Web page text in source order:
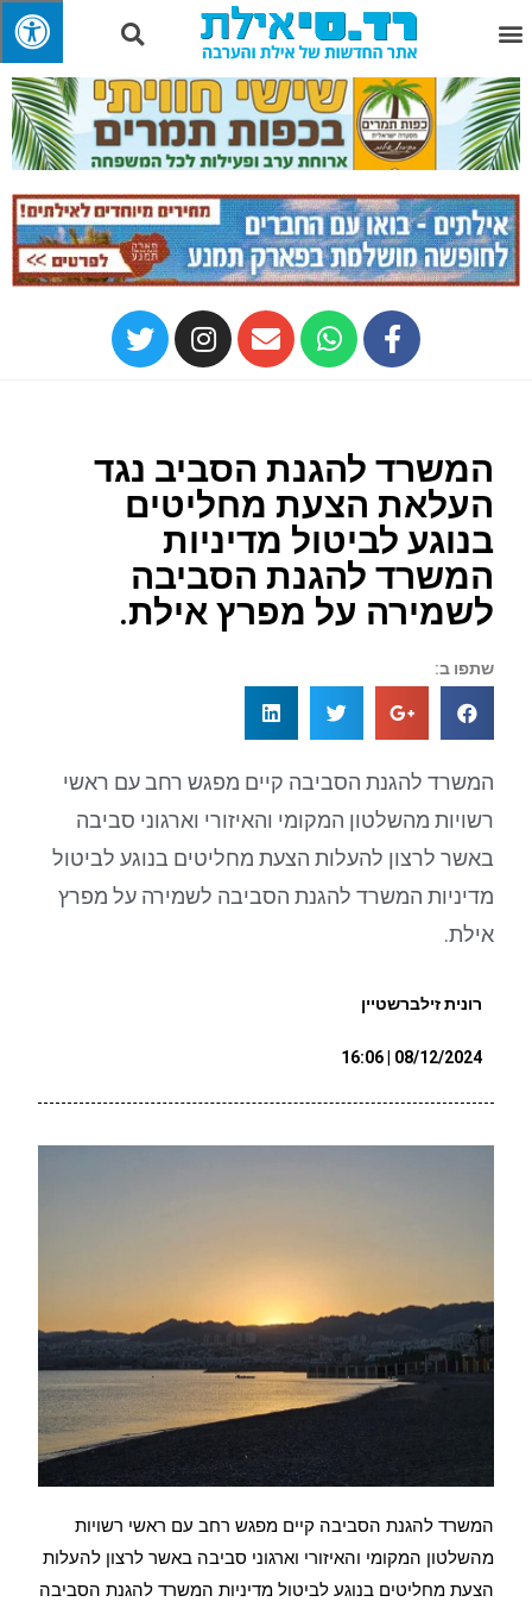
המשרד להגנת הסביב נגד
העלאת הצעת מחליטים
בנוגע לביטול מדיניות
המשרד להגנת הסביבה
לשמירה על מפרץ אילת.
שתפו ב:
המשרד להגנת הסביבה קיים מפגש רחב עם ראשי
רשויות מהשלטון המקומי והאיזורי וארגוני סביבה
באשר לרצון להעלות הצעת מחליטים בנוגע לביטול
מדיניות המשרד להגנת הסביבה לשמירה על מפרץ
אילת.
רונית זילברשטיין
08/12/2024 | 16:06
המשרד להגנת הסביבה קיים מפגש רחב עם ראשי רשויות
מהשלטון המקומי והאיזורי וארגוני סביבה באשר לרצון להעלות
הצעת מחליטים בנוגע לביטול מדיניות המשרד להגנת הסביבה